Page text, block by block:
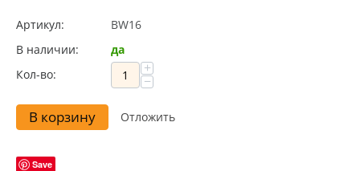
Артикул:
BW16
В наличии:
да
Кол-во:
+
−
В корзину Отложить
Save